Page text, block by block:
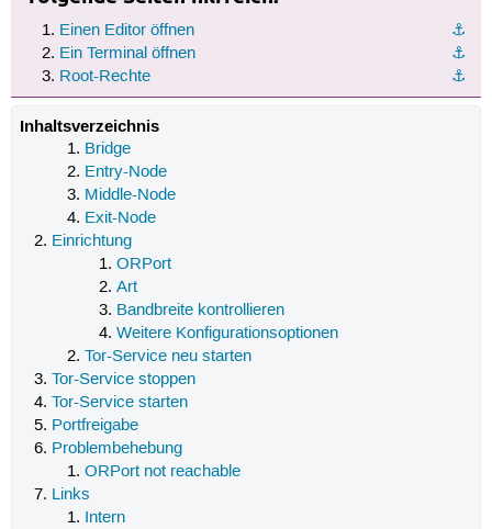
⚓︎
Einen Editor öffnen
⚓︎
Ein Terminal öffnen
⚓︎
Root-Rechte
Inhaltsverzeichnis
Bridge
Entry-Node
Middle-Node
Exit-Node
Einrichtung
ORPort
Art
Bandbreite kontrollieren
Weitere Konfigurationsoptionen
Tor-Service neu starten
Tor-Service stoppen
Tor-Service starten
Portfreigabe
Problembehebung
ORPort not reachable
Links
Intern